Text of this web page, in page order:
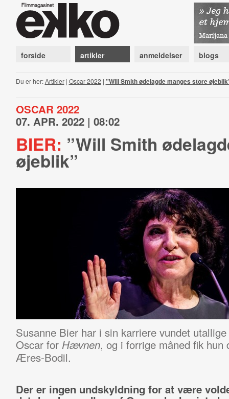
forside artikler anmeldelser blogs
Du er her:Artikler| Oscar 2022 | ”Will Smith ødelagde manges store
OSCAR 2022
07. APR. 2022 | 08:02
BIER: ”Will Smith
øjeblik”
Susanne Bier har i sin karriere vundet
Oscar forHævnen, og i forrige måned fik hun
Æres-Bodil.
Der er ingen undskyldning for at være